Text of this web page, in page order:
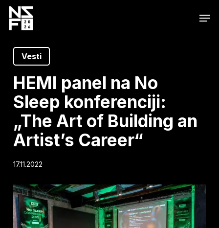
Skip
content
Vesti
HEMI panel na No
Sleep konferenciji:
„The Art of Building an
Artist’s Career“
17.11.2022